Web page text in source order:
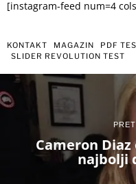
[instagram-feed num=4
KONTAKT MAGAZIN PDF
SLIDER REVOLUTION TEST
Cameron
najbolji